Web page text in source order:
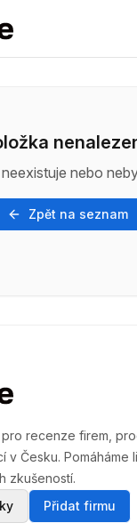
nebo
Zpět na seznam
recenze firem,
v Česku. Pomáháme
zkušeností.
Přidat firmu